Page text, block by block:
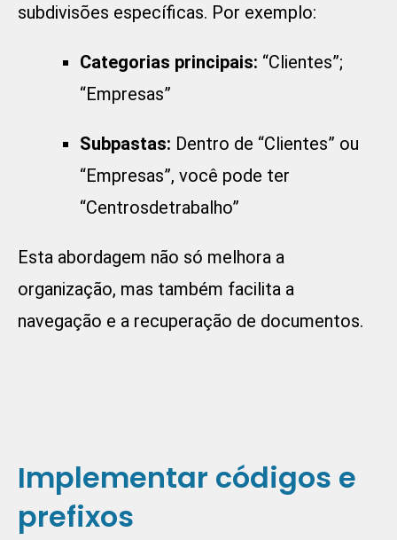
subdivisões específicas. Por exemplo:
Categorias principais: “Clientes”;
“Empresas”
Subpastas: Dentro de “Clientes” ou
“Empresas”, você pode ter
“Centrosdetrabalho”
Esta abordagem não só melhora a
organização, mas também facilita a
navegação e a recuperação de documentos.
Implementar códigos e
prefixos